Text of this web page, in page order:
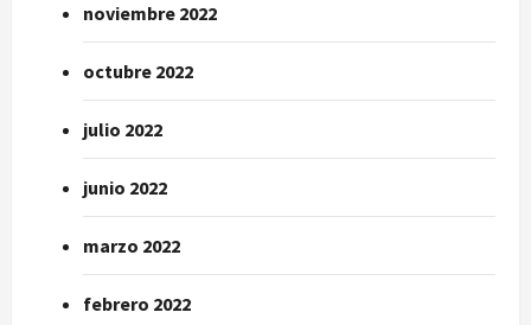
noviembre 2022
octubre 2022
julio 2022
junio 2022
marzo 2022
febrero 2022